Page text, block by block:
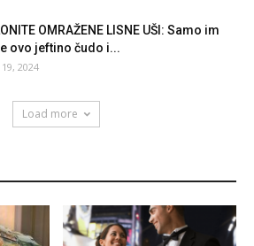
OMRAŽENE LISNE UŠI: Samo im
ovo jeftino čudo i...
2024
Load more